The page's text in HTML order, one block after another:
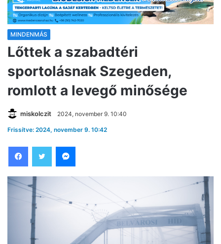
MINDENMÁS
Lőttek a szabadtéri
sportolásnak Szegeden,
romlott a levegő minősége
miskolczit 2024, november 9. 10:40
Frissítve: 2024, november 9. 10:42